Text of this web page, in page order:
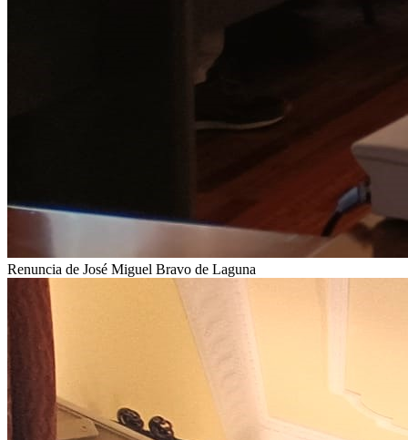
Renuncia de José Miguel Bravo de Laguna